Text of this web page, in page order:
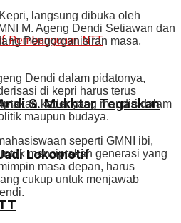
S. Mukhtar Tegaskan
Lokomotif
langsung dibuka oleh
M. Ageng Dendi Setiawan dan
Pengorganisiran masa,
Dendi dalam pidatonya,
di kepri harus terus
kader yang mandiri dalam
maupun budaya.
seperti GMNI ibi,
menciptakan generasi yang
masa depan, harus
cukup untuk menjawab